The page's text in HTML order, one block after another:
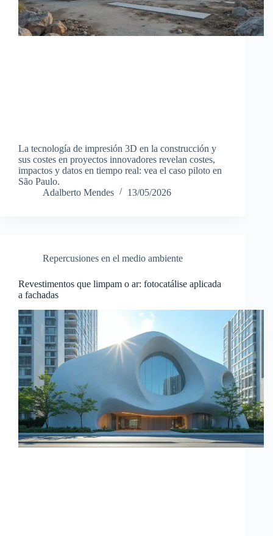
La tecnología de impresión 3D en la construcción y
sus costes en proyectos innovadores revelan costes,
impactos y datos en tiempo real: vea el caso piloto en
São Paulo.
Adalberto Mendes
13/05/2026
Repercusiones en el medio ambiente
Revestimentos que limpam o ar: fotocatálise aplicada
a fachadas